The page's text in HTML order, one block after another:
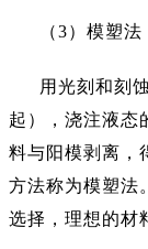
（3）模塑法
用光刻和刻
起），浇注液态
料与阳模剥离，
方法称为模塑法
选择，理想的材